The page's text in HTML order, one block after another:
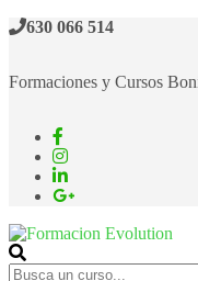
630 066 514
Formaciones y Cursos
Formacion Evolution
Cursos de formación